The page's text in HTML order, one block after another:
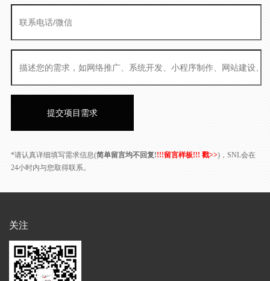
*请认真详细填写需求信息(简单留言均不回复!!!!留言样板!!! 戳>>)，SNL会在
24小时内与您取得联系。
关注